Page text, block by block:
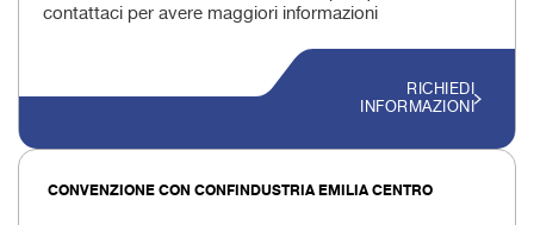
contattaci per avere maggiori informazioni
RICHIEDI
INFORMAZIONI
CONVENZIONE CON CONFINDUSTRIA EMILIA CENTRO